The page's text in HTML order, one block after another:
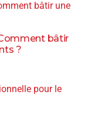
bâtir
?